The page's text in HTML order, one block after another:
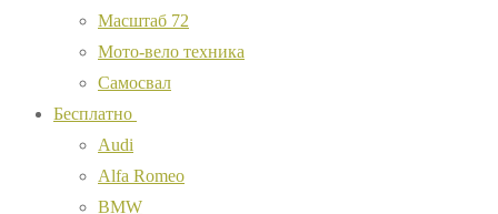
Масштаб 72
Мото-вело техника
Самосвал
Бесплатно
Audi
Alfa Romeo
BMW